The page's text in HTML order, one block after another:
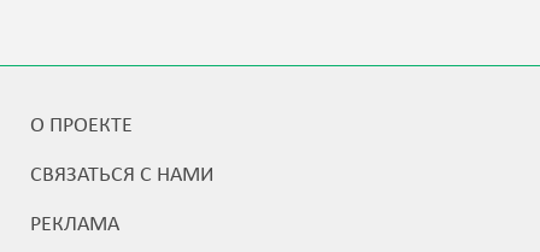
О ПРОЕКТЕ
СВЯЗАТЬСЯ С НАМИ
РЕКЛАМА